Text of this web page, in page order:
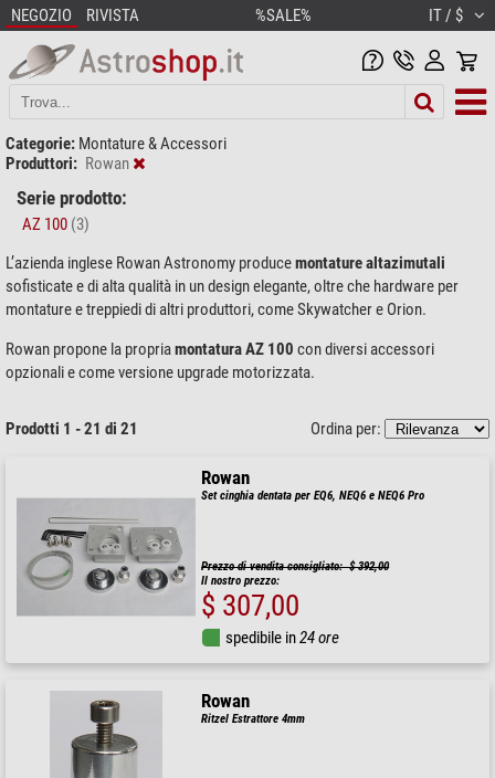
NEGOZIO RIVISTA %SALE% IT / $
Categorie: Montature & Accessori
Produttori: Rowan
Serie prodotto:
AZ 100 (3)
L’azienda inglese Rowan Astronomy producemontature altazimutali
sofisticate e di alta qualità in un design elegante, oltre che hardware per
montature e treppiedi di altri produttori, come Skywatcher e Orion.
Rowan propone la propriamontatura AZ 100 con diversi accessori
opzionali e come versione upgrade motorizzata.
Prodotti 1 - 21 di 21 Ordina per:
Rowan
Set cinghia dentata per EQ6, NEQ6 e NEQ6 Pro
Prezzo di vendita consigliato: $ 392,00
Il nostro prezzo:
$ 307,00
spedibile in24 ore
Rowan
Ritzel Estrattore 4mm